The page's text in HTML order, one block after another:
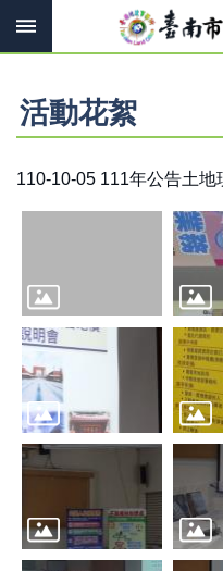
跳到主要內容區塊
搜
搜
尋
機
關
介
線
上
申
與
查
詢
活動花絮
110-10-05 111年公告土